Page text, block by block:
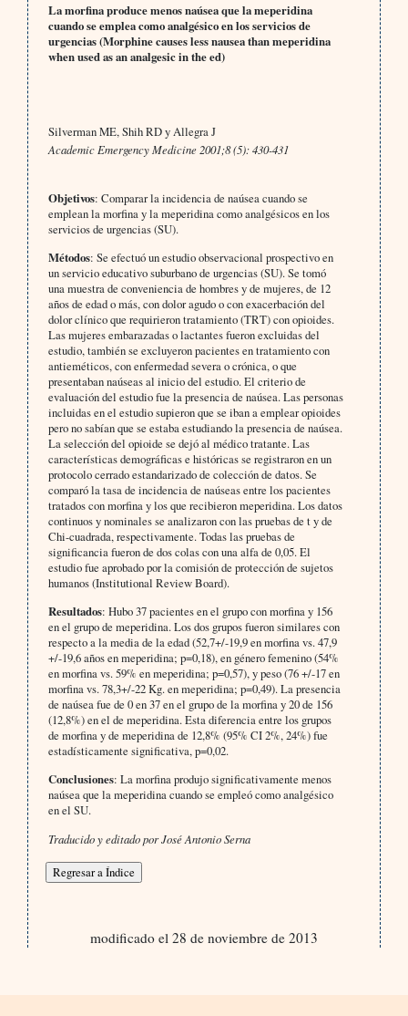
La morfina produce menos naúsea que la meperidina
cuando se emplea como analgésico en los servicios de
urgencias (Morphine causes less nausea than meperidina
when used as an analgesic in the ed)
Silverman ME, Shih RD y Allegra J
Academic Emergency Medicine 2001;8 (5): 430-431
Objetivos: Comparar la incidencia de naúsea cuando se
emplean la morfina y la meperidina como analgésicos en los
servicios de urgencias (SU).
Métodos: Se efectuó un estudio observacional prospectivo en
un servicio educativo suburbano de urgencias (SU). Se tomó
una muestra de conveniencia de hombres y de mujeres, de 12
años de edad o más, con dolor agudo o con exacerbación del
dolor clínico que requirieron tratamiento (TRT) con opioides.
Las mujeres embarazadas o lactantes fueron excluidas del
estudio, también se excluyeron pacientes en tratamiento con
antieméticos, con enfermedad severa o crónica, o que
presentaban naúseas al inicio del estudio. El criterio de
evaluación del estudio fue la presencia de naúsea. Las personas
incluidas en el estudio supieron que se iban a emplear opioides
pero no sabían que se estaba estudiando la presencia de naúsea.
La selección del opioide se dejó al médico tratante. Las
características demográficas e históricas se registraron en un
protocolo cerrado estandarizado de colección de datos. Se
comparó la tasa de incidencia de naúseas entre los pacientes
tratados con morfina y los que recibieron meperidina. Los datos
continuos y nominales se analizaron con las pruebas de t y de
Chi-cuadrada, respectivamente. Todas las pruebas de
significancia fueron de dos colas con una alfa de 0,05. El
estudio fue aprobado por la comisión de protección de sujetos
humanos (Institutional Review Board).
Resultados: Hubo 37 pacientes en el grupo con morfina y 156
en el grupo de meperidina. Los dos grupos fueron similares con
respecto a la media de la edad (52,7+/-19,9 en morfina vs. 47,9
+/-19,6 años en meperidina; p=0,18), en género femenino (54%
en morfina vs. 59% en meperidina; p=0,57), y peso (76 +/-17 en
morfina vs. 78,3+/-22 Kg. en meperidina; p=0,49). La presencia
de naúsea fue de 0 en 37 en el grupo de la morfina y 20 de 156
(12,8%) en el de meperidina. Esta diferencia entre los grupos
de morfina y de meperidina de 12,8% (95% CI 2%, 24%) fue
estadísticamente significativa, p=0,02.
Conclusiones: La morfina produjo significativamente menos
naúsea que la meperidina cuando se empleó como analgésico
en el SU.
Traducido y editado por José Antonio Serna
modificado el 28 de noviembre de 2013